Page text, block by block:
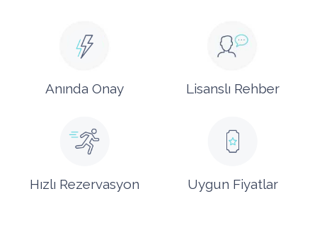
Anında Onay Lisanslı Rehber
Hızlı Rezervasyon Uygun Fiyatlar